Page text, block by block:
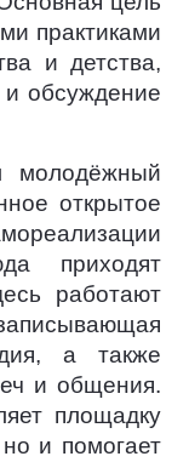
практиками
и детства,
и обсуждение
молодёжный
открытое
приходят
работают
а также
и общения.
площадку
и помогает